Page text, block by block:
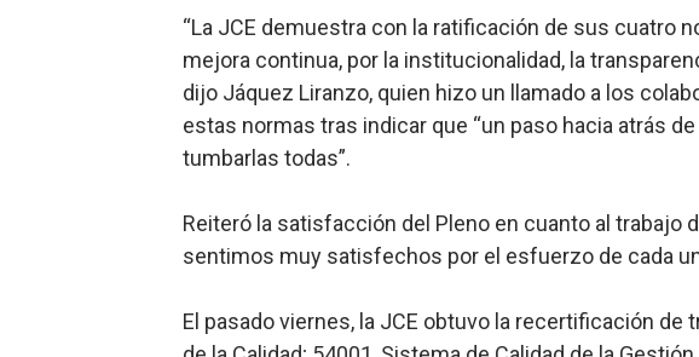
“La JCE demuestra con la ratificación de sus cuatro
mejora continua, por la institucionalidad, la
dijo Jáquez Liranzo, quien hizo un llamado a los
estas normas tras indicar que “un paso hacia atrás
tumbarlas todas”.
Reiteró la satisfacción del Pleno en cuanto al trabajo
sentimos muy satisfechos por el esfuerzo de cada
El pasado viernes, la JCE obtuvo la recertificación de